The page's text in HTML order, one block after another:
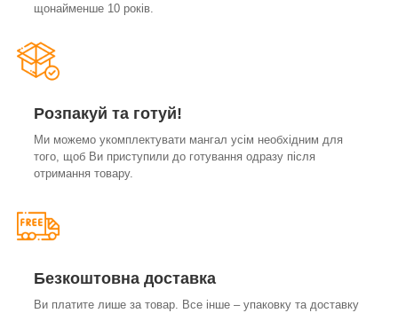
щонайменше 10 років.
Розпакуй та готуй!
Ми можемо укомплектувати мангал усім необхідним для
того, щоб Ви приступили до готування одразу після
отримання товару.
Безкоштовна доставка
Ви платите лише за товар. Все інше – упаковку та доставку